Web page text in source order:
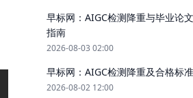
早标网：AIGC检测降重与毕业论
指南
2026-08-03 02:00
早标网：AIGC检测降重及合格标
2026-08-02 12:00